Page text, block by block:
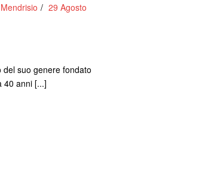
29 Agosto
suo genere fondato
40 anni [...]